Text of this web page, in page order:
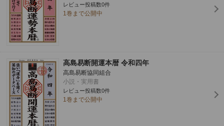
レビュー投稿数0件
1巻まで公開中
高島易断開運本暦 令和四年
高島易断協同組合
小説・実用書
レビュー投稿数0件
1巻まで公開中